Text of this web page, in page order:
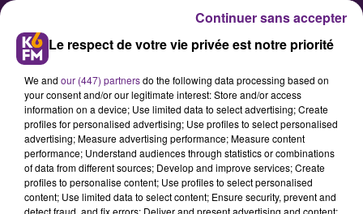
Moins d’un mois avant le début
du festival Les Gueules de Bois
Le respect de votre vie privée est notre priorité
We and our (447) partnersdo the following data processing based on
your consent and/or our legitimate interest: Store and/or access
information on a device; Use limited data to select advertising; Create
profiles for personalised advertising; Use profiles to select personalised
advertising; Measure advertising performance; Measure content
performance; Understand audiences through statistics or combinations
of data from different sources; Develop and improve services; Create
profiles to personalise content; Use profiles to select personalised
content; Use limited data to select content; Ensure security, prevent and
detect fraud, and fix errors; Deliver and present advertising and content;
Continuer sans accepter